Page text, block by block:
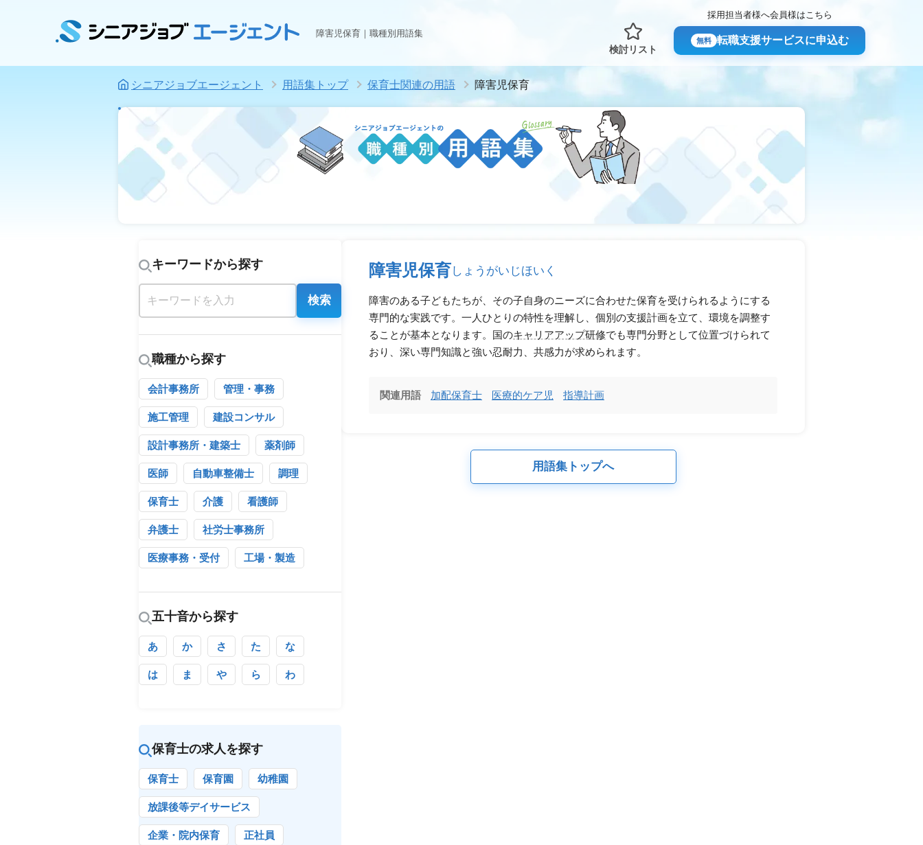
障害児保育｜職種別用語集
検討リスト
採用担当者様へ会員様はこちら
無料 転職支援サービスに申込む
シニアジョブエージェント 用語集トップ 保育士関連の用語 障害児保育
障害児保育しょうがいじほいく
障害のある子どもたちが、その子自身のニーズに合わせた保育を受けられるようにする
専門的な実践です。一人ひとりの特性を理解し、個別の支援計画を立て、環境を調整す
ることが基本となります。国のキャリアアップ研修でも専門分野として位置づけられて
おり、深い専門知識と強い忍耐力、共感力が求められます。
関連用語 加配保育士 医療的ケア児 指導計画
用語集トップへ
キーワードから探す
検索
職種から探す
会計事務所 管理・事務
施工管理 建設コンサル
設計事務所・建築士 薬剤師
医師 自動車整備士 調理
保育士 介護 看護師
弁護士 社労士事務所
医療事務・受付 工場・製造
五十音から探す
あ か さ た な
は ま や ら わ
保育士の求人を探す
保育士 保育園 幼稚園
放課後等デイサービス
企業・院内保育 正社員